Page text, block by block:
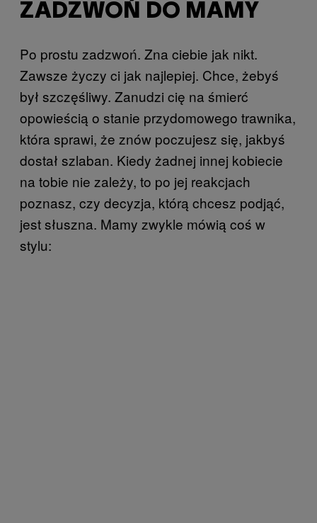
ZADZWOŃ DO MAMY
Po prostu zadzwoń. Zna ciebie jak nikt.
Zawsze życzy ci jak najlepiej. Chce, żebyś
był szczęśliwy. Zanudzi cię na śmierć
opowieścią o stanie przydomowego trawnika,
która sprawi, że znów poczujesz się, jakbyś
dostał szlaban. Kiedy żadnej innej kobiecie
na tobie nie zależy, to po jej reakcjach
poznasz, czy decyzja, którą chcesz podjąć,
jest słuszna. Mamy zwykle mówią coś w
stylu: